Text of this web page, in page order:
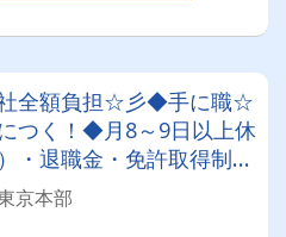
社全額負担☆彡◆手に職☆
つく！◆月8～9日以上休
・退職金・免許取得制度
月収30万～45万円♪未
京本部